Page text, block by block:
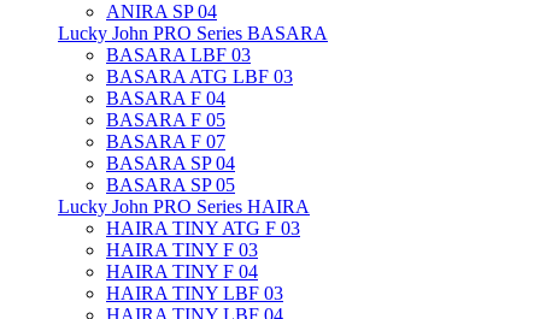
ANIRA SP 04
Lucky John PRO Series BASARA
BASARA LBF 03
BASARA ATG LBF 03
BASARA F 04
BASARA F 05
BASARA F 07
BASARA SP 04
BASARA SP 05
Lucky John PRO Series HAIRA
HAIRA TINY ATG F 03
HAIRA TINY F 03
HAIRA TINY F 04
HAIRA TINY LBF 03
HAIRA TINY LBF 04